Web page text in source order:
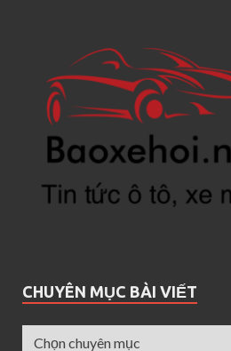
CHUYÊN MỤC BÀI VIẾT